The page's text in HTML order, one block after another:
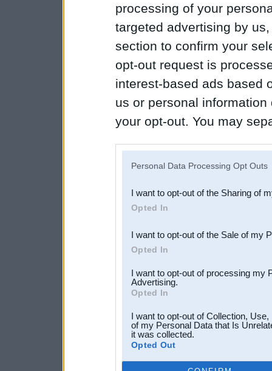
processing of your
targeted advertising by
section to confirm your
opt-out request is
interest-based ads based
us or personal
your opt-out. You may
Downstream Participants
third parties.
Personal Data Processing Opt Outs
I want to opt-out of the Sharing of
Opted In
I want to opt-out of the Sale of my
Opted In
I want to opt-out of processing my
Advertising.
Opted In
I want to opt-out of Collection,
of my Personal Data that Is
it was collected.
Opted Out